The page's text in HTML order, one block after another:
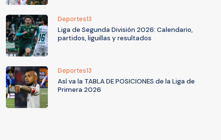
Deportes13
Liga de Segunda División 2026: Calendario,
partidos, liguillas y resultados
Deportes13
Así va la TABLA DE POSICIONES de la Liga de
Primera 2026